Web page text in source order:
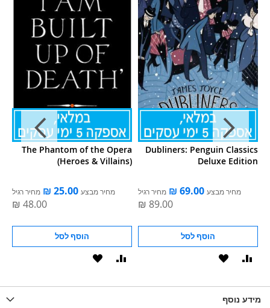
The Phantom of the Opera
(Heroes & Villains)
מחיר מבצע מחיר רגיל
הוסף לסל
הוסף
Dubliners: Penguin Classics
Deluxe Edition
מחיר מבצע מחיר רגיל
הוסף לסל
הוסף
מידע נוסף